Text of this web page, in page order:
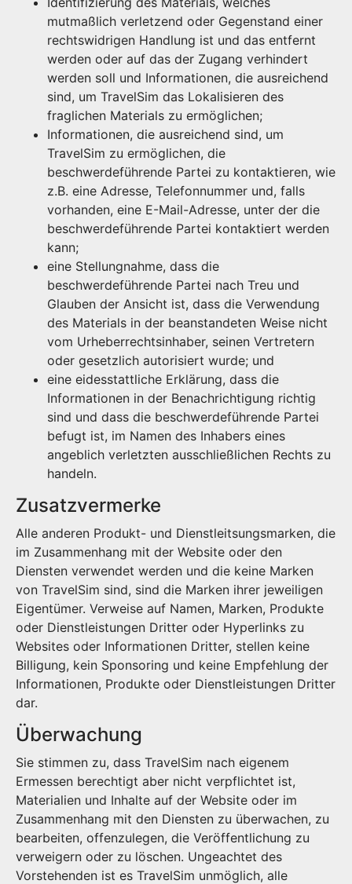
mutmaßlich verletzend oder Gegenstand einer
rechtswidrigen Handlung ist und das entfernt
werden oder auf das der Zugang verhindert
werden soll und Informationen, die ausreichend
sind, um TravelSim das Lokalisieren des
fraglichen Materials zu ermöglichen;
Informationen, die ausreichend sind, um
TravelSim zu ermöglichen, die
beschwerdeführende Partei zu kontaktieren, wie
z.B. eine Adresse, Telefonnummer und, falls
vorhanden, eine E-Mail-Adresse, unter der die
beschwerdeführende Partei kontaktiert werden
kann;
eine Stellungnahme, dass die
beschwerdeführende Partei nach Treu und
Glauben der Ansicht ist, dass die Verwendung
des Materials in der beanstandeten Weise nicht
vom Urheberrechtsinhaber, seinen Vertretern
oder gesetzlich autorisiert wurde; und
eine eidesstattliche Erklärung, dass die
Informationen in der Benachrichtigung richtig
sind und dass die beschwerdeführende Partei
befugt ist, im Namen des Inhabers eines
angeblich verletzten ausschließlichen Rechts zu
handeln.
Zusatzvermerke
Alle anderen Produkt- und Dienstleitsungsmarken, die
im Zusammenhang mit der Website oder den
Diensten verwendet werden und die keine Marken
von TravelSim sind, sind die Marken ihrer jeweiligen
Eigentümer. Verweise auf Namen, Marken, Produkte
oder Dienstleistungen Dritter oder Hyperlinks zu
Websites oder Informationen Dritter, stellen keine
Billigung, kein Sponsoring und keine Empfehlung der
Informationen, Produkte oder Dienstleistungen Dritter
dar.
Überwachung
Sie stimmen zu, dass TravelSim nach eigenem
Ermessen berechtigt aber nicht verpflichtet ist,
Materialien und Inhalte auf der Website oder im
Zusammenhang mit den Diensten zu überwachen, zu
bearbeiten, offenzulegen, die Veröffentlichung zu
verweigern oder zu löschen. Ungeachtet des
Vorstehenden ist es TravelSim unmöglich, alle